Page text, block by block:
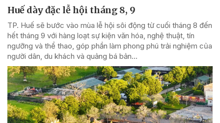
Huế dày đặc lễ hội tháng 8, 9
TP. Huế sẽ bước vào mùa lễ hội sôi động từ cuối tháng 8 đến
hết tháng 9 với hàng loạt sự kiện văn hóa, nghệ thuật, tín
ngưỡng và thể thao, góp phần làm phong phú trải nghiệm của
người dân, du khách và quảng bá bản...